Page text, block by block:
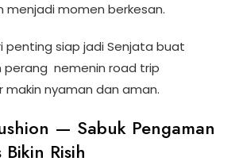
menjadi momen berkesan.
penting siap jadi Senjata buat
perang nemenin road trip
makin nyaman dan aman.
— Sabuk Pengaman
Risih